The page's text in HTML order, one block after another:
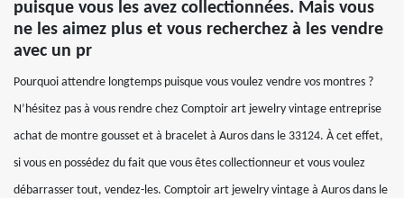
puisque vous les avez collectionnées. Mais vous
ne les aimez plus et vous recherchez à les vendre
avec un pr
Pourquoi attendre longtemps puisque vous voulez vendre vos montres ?
N’hésitez pas à vous rendre chez Comptoir art jewelry vintage entreprise
achat de montre gousset et à bracelet à Auros dans le 33124. À cet effet,
si vous en possédez du fait que vous êtes collectionneur et vous voulez
débarrasser tout, vendez-les. Comptoir art jewelry vintage à Auros dans le